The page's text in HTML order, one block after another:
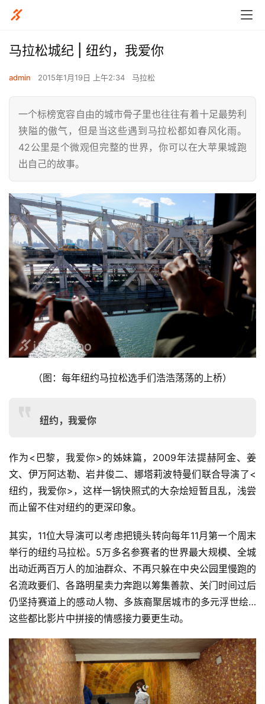
马拉松城纪 | 纽约，我爱你
admin 2015年1月19日 上午2:34 马拉松
一个标榜宽容自由的城市骨子里也往往有着十足最势利
狭隘的傲气，但是当这些遇到马拉松都如春风化雨。
42公里是个微观但完整的世界，你可以在大苹果城跑
出自己的故事。
（图：每年纽约马拉松选手们浩浩荡荡的上桥）
纽约，我爱你
作为<巴黎，我爱你>的姊妹篇，2009年法提赫阿金、姜
文、伊万阿达勒、岩井俊二、娜塔莉波特曼们联合导演了<
纽约，我爱你>，这样一锅快照式的大杂烩短暂且乱，浅尝
而止留不住对纽约的更深印象。
其实，11位大导演可以考虑把镜头转向每年11月第一个周末
举行的纽约马拉松。5万多名参赛者的世界最大规模、全城
出动近两百万人的加油群众、不再只躲在中央公园里慢跑的
名流政要们、各路明星卖力奔跑以筹集善款、关门时间过后
仍坚持赛道上的感动人物、多族裔聚居城市的多元浮世绘…
这些都比影片中拼接的情感接力要更生动。